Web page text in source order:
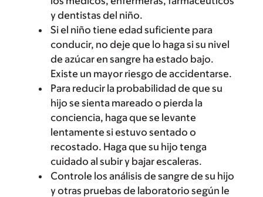
y dentistas del niño.
Si el niño tiene edad suficiente para
conducir, no deje que lo haga si su nivel
de azúcar en sangre ha estado bajo.
Existe un mayor riesgo de accidentarse.
Para reducir la probabilidad de que su
hijo se sienta mareado o pierda la
conciencia, haga que se levante
lentamente si estuvo sentado o
recostado. Haga que su hijo tenga
cuidado al subir y bajar escaleras.
Controle los análisis de sangre de su hijo
y otras pruebas de laboratorio según le